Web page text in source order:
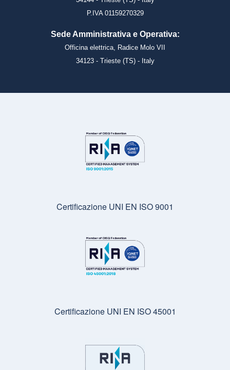
P.IVA 01159270329
Sede Amministrativa e Operativa:
Officina elettrica, Radice Molo VII
34123 - Trieste (TS) - Italy
Certificazione UNI EN ISO 9001
Certificazione UNI EN ISO 45001